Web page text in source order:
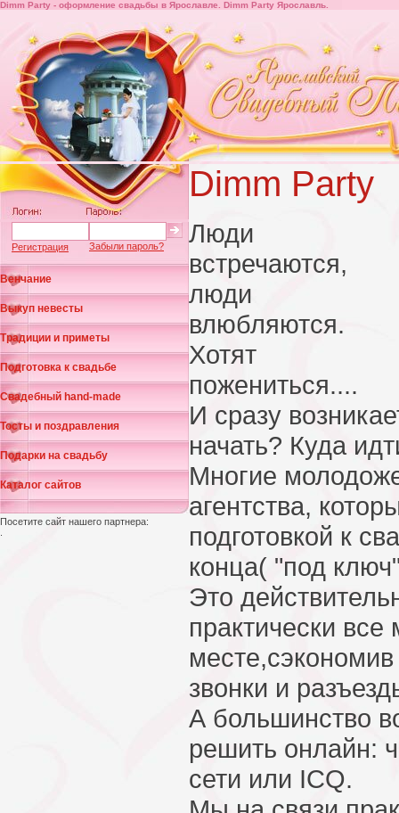
Dimm Party - оформление свадьбы в Ярославле. Dimm Party Ярославль.
Регистрация Забыли пароль?
Венчание
Выкуп невесты
Традиции и приметы
Подготовка к свадьбе
Свадебный hand-made
Тосты и поздравления
Подарки на свадьбу
Каталог сайтов
Посетите сайт нашего партнера:
Dimm Party
Люди
встречаются,
люди
влюбляются.
Хотят
пожениться....
И сразу
начать? Куда
Многие
агентства,
подготовкой к
конца( "под
Это
практически
звонки и
А большинство
решить онлайн:
сети или ICQ.